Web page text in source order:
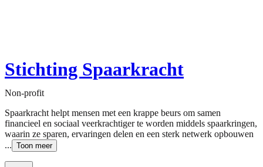
Stichting Spaarkracht
Non-profit
Spaarkracht helpt mensen met een krappe beurs om samen
financieel en sociaal veerkrachtiger te worden middels spaarkringen,
waarin ze sparen, ervaringen delen en een sterk netwerk opbouwen
... Toon meer